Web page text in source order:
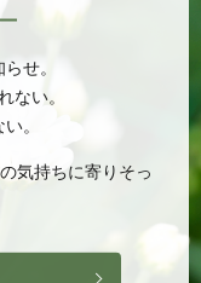
せ。
ない。
。
気持ちに寄りそっ